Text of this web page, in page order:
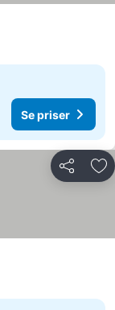
Se priser
Dela